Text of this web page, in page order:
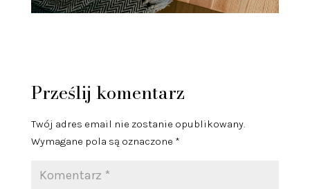
Prześlij komentarz
Twój adres email nie zostanie opublikowany.
Wymagane pola są oznaczone *